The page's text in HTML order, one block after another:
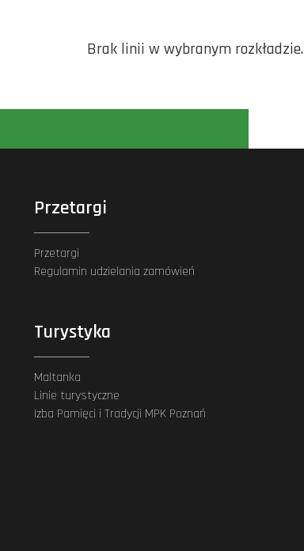
Brak linii w wybranym rozkładzie.
Przetargi
Przetargi
Regulamin udzielania zamówień
Turystyka
Maltanka
Linie turystyczne
Izba Pamięci i Tradycji MPK Poznań